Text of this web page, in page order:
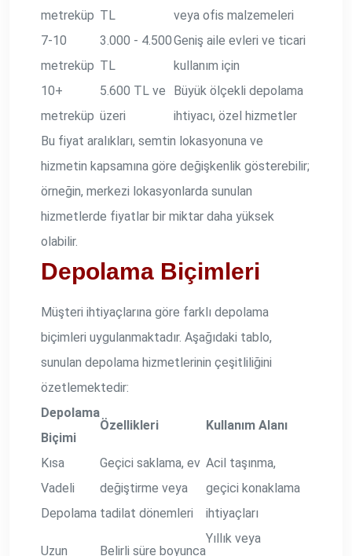
metreküp TL
veya ofis malzemeleri
7-10
metreküp
3.000 - 4.500
TL
Geniş aile evleri ve ticari
kullanım için
10+
metreküp
5.600 TL ve
üzeri
Büyük ölçekli depolama
ihtiyacı, özel hizmetler
Bu fiyat aralıkları, semtin lokasyonuna ve
hizmetin kapsamına göre değişkenlik gösterebilir;
örneğin, merkezi lokasyonlarda sunulan
hizmetlerde fiyatlar bir miktar daha yüksek
olabilir.
Depolama Biçimleri
Müşteri ihtiyaçlarına göre farklı depolama
biçimleri uygulanmaktadır. Aşağıdaki tablo,
sunulan depolama hizmetlerinin çeşitliliğini
özetlemektedir:
Depolama
Biçimi
Özellikleri Kullanım Alanı
Kısa
Vadeli
Depolama
Geçici saklama, ev
değiştirme veya
tadilat dönemleri
Acil taşınma,
geçici konaklama
ihtiyaçları
Uzun
Belirli süre boyunca
Yıllık veya